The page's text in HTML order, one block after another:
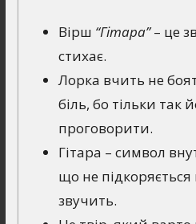
Вірш “Гітара”– це
стихає.
Лорка вчить не
біль, бо тільки так
проговорити.
Гітара – символ
що не підкоряється
звучить.